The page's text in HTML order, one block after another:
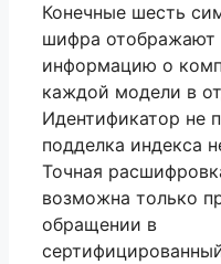
Конечные шесть
шифра отображают
информацию о
каждой модели в
Идентификатор не
подделка индекса
Точная
возможна только
обращении в